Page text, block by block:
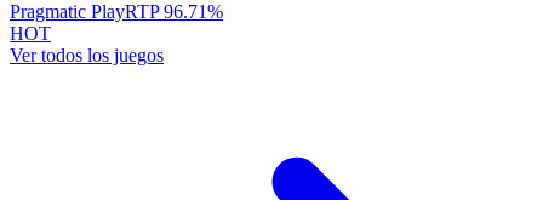
Pragmatic PlayRTP96.71%
HOT
Ver todos los juegos